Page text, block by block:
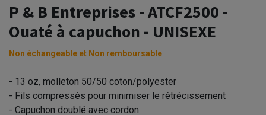
P & B Entreprises - ATCF2500 -
Ouaté à capuchon - UNISEXE
Non échangeable et Non remboursable
- 13 oz, molleton 50/50 coton/polyester
- Fils compressés pour minimiser le rétrécissement
- Capuchon doublé avec cordon